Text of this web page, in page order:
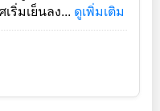
ริ่มเย็นลง... ดูเพิ่มเติม